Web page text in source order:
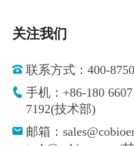
关注我们
联系方式：400-
手机：+86-180
7192(技术部)
邮箱：